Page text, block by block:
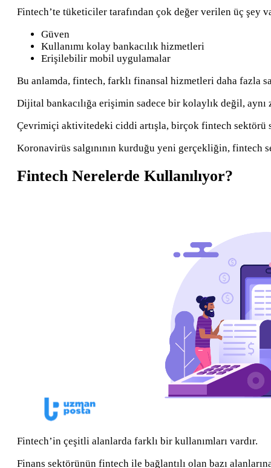
Fintech’te tüketiciler tarafından çok değer verilen üç şey
Güven
Kullanımı kolay bankacılık hizmetleri
Erişilebilir mobil uygulamalar
Bu anlamda, fintech, farklı finansal hizmetleri daha fazla
Dijital bankacılığa erişimin sadece bir kolaylık değil,
Çevrimiçi aktivitedeki ciddi artışla, birçok fintech sektörü
Koronavirüs salgınının kurduğu yeni gerçekliğin, fintech
Fintech Nerelerde Kullanılıyor?
Fintech’in çeşitli alanlarda farklı bir kullanımları vardır.
Finans sektörünün fintech ile bağlantılı olan bazı